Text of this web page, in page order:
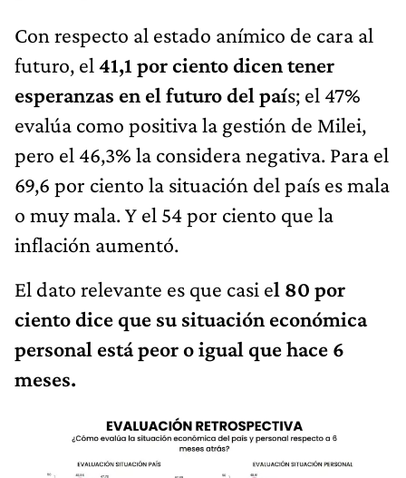
Con respecto al estado anímico de cara al
futuro, el 41,1 por ciento dicen tener
esperanzas en el futuro del país; el 47%
evalúa como positiva la gestión de Milei,
pero el 46,3% la considera negativa. Para el
69,6 por ciento la situación del país es mala
o muy mala. Y el 54 por ciento que la
inflación aumentó.
El dato relevante es que casi el 80 por
ciento dice que su situación económica
personal está peor o igual que hace 6
meses.